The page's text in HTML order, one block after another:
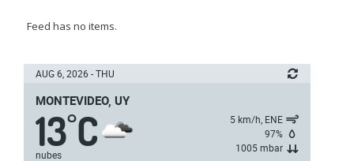
Junta Dptal. de Soriano
5ª y 6ª fecha de los campeonatos
nacionales de AUVO
Feed has no items.
AUG 6, 2026 - THU
MONTEVIDEO, UY
13°C
nubes
5 km/h, ENE
97%
1005 mbar